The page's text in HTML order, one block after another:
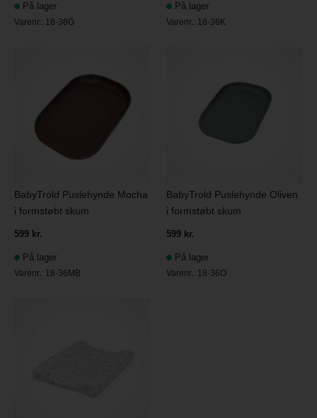
På lager
Varenr.: 18-36G
På lager
Varenr.: 18-36K
BabyTrold Puslehynde Mocha
i formstøbt skum
599 kr.
På lager
Varenr.: 18-36MB
BabyTrold Puslehynde Oliven
i formstøbt skum
599 kr.
På lager
Varenr.: 18-36O